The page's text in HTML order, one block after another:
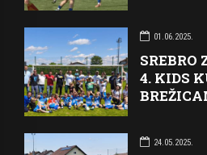
01.06.2025.
SREBRO
4. KIDS
24.05.2025.